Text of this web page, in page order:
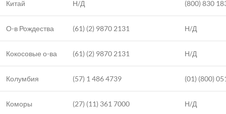
Китай Н/Д (800) 830
О-в Рождества (61) (2) 9870 2131 Н/Д
Кокосовые о-ва (61) (2) 9870 2131 Н/Д
Колумбия (57) 1 486 4739 (01) (800)
Коморы (27) (11) 361 7000 Н/Д